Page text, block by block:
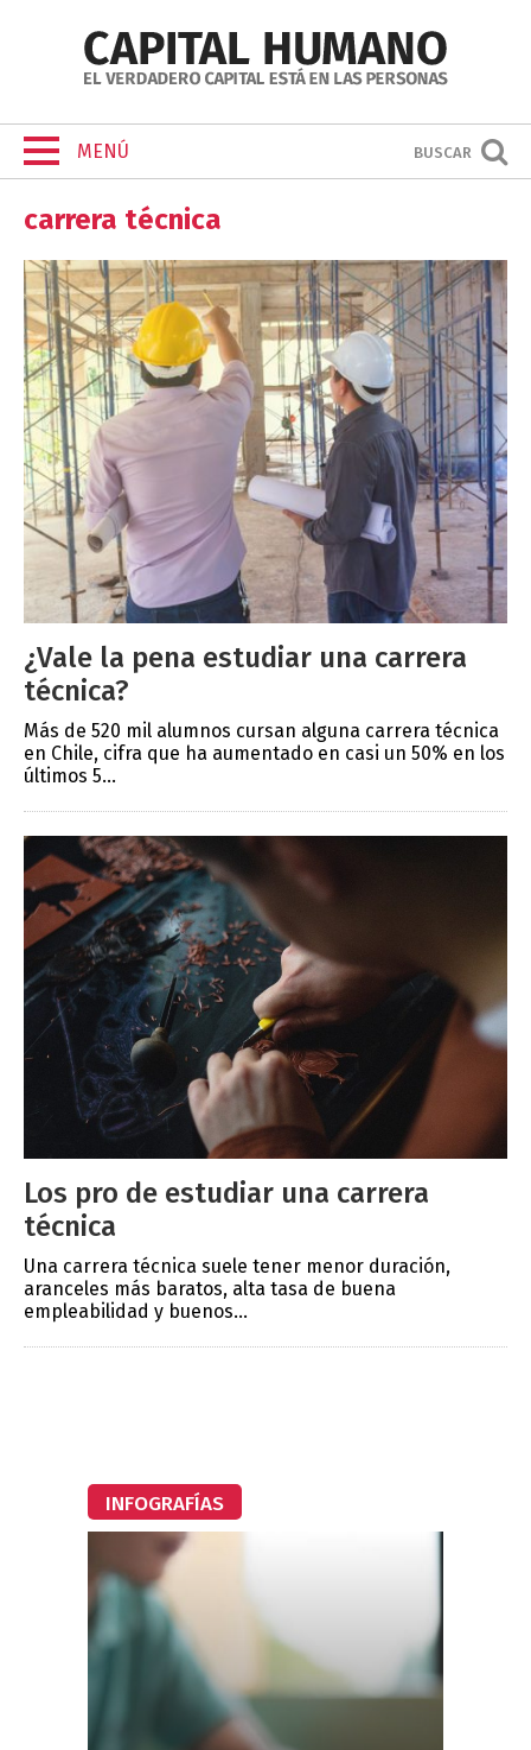
MENÚ BUSCAR
carrera técnica
¿Vale la pena estudiar una carrera
técnica?
Más de 520 mil alumnos cursan alguna carrera técnica
en Chile, cifra que ha aumentado en casi un 50% en los
últimos 5...
Los pro de estudiar una carrera
técnica
Una carrera técnica suele tener menor duración,
aranceles más baratos, alta tasa de buena
empleabilidad y buenos...
INFOGRAFÍAS